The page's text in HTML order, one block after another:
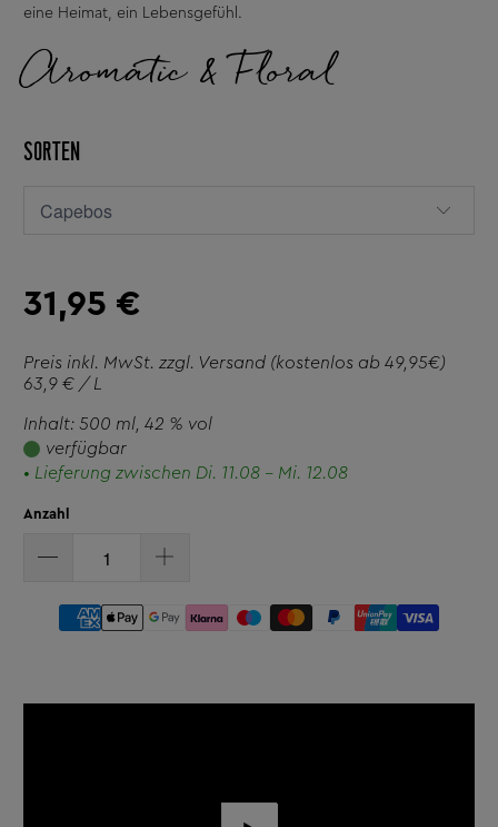
eine Heimat, ein Lebensgefühl.
Aromatic & Floral
SORTEN
31,95 €
Preis inkl. MwSt. zzgl. Versand (kostenlos ab 49,95€)
63,9 € / L
Inhalt: 500 ml , 42 % vol
verfügbar
• Lieferung zwischen Di. 11.08 - Mi. 12.08
Anzahl